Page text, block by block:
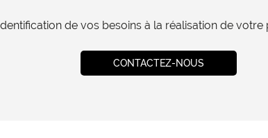
de vos besoins à la réalisation de
CONTACTEZ-NOUS